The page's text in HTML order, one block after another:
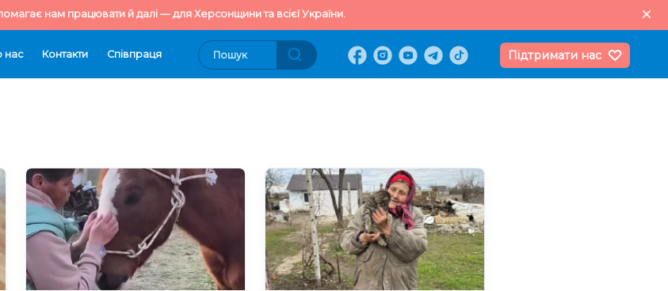
нам працювати й далі — для Херсонщини та всієї України.
нас Контакти Cпівпраця Підтримати нас